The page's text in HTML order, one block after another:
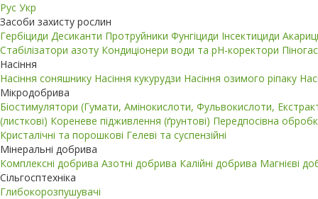
Рус Укр
Засоби захисту рослин
Гербіциди Десиканти Протруйники Фунгіциди Інсектициди
Стабілізатори азоту Кондиціонери води та pH-коректори
Насіння
Насіння соняшнику Насіння кукурудзи Насіння озимого ріпаку
Мікродобрива
Біостимулятори (Гумати, Амінокислоти, Фульвокислоти,
(листкові) Кореневе підживлення (ґрунтові) Передпосівна
Кристалічні та порошкові Гелеві та суспензійні
Мінеральні добрива
Комплексні добрива Азотні добрива Калійні добрива Магнієві
Сільгосптехніка
Глибокорозпушувачі